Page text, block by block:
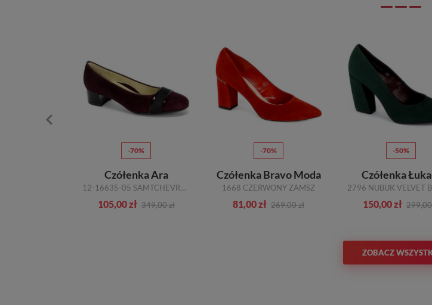
-70%
Czółenka Ara
12-16635-05 SAMTCHEVRO LACK/RIPS BRUNELLO SCHWARZ FIOLETOWY
105,00 zł 349,00 zł
-70%
Czółenka Bravo Moda
1668 CZERWONY ZAMSZ
81,00 zł 269,00 zł
-50%
Czółenka
150,00 zł 299,00
ZOBACZ